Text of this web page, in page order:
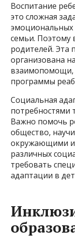
Воспитание
это сложная
эмоциональных
семьи. Поэтому
родителей. Эта
организована
взаимопомощи,
программы
Социальная
потребностями
Важно помочь
общество,
окружающими и
различных
требовать
адаптации в